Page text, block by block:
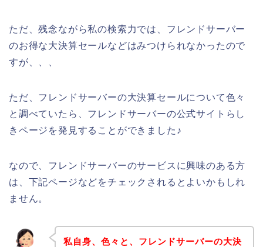
ただ、残念ながら私の検索力では、フレンドサーバー
のお得な大決算セールなどはみつけられなかったので
すが、、、
ただ、フレンドサーバーの大決算セールについて色々
と調べていたら、フレンドサーバーの公式サイトらし
きページを発見することができました♪
なので、フレンドサーバーのサービスに興味のある方
は、下記ページなどをチェックされるとよいかもしれ
ません。
私自身、色々と、フレンドサーバーの大決